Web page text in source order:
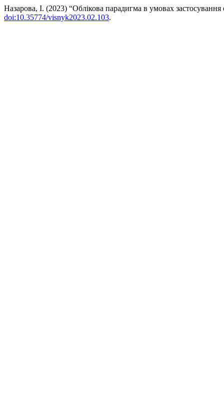
Назарова, І. (2023) “Облікова парадигма в умовах
doi:10.35774/visnyk2023.02.103.